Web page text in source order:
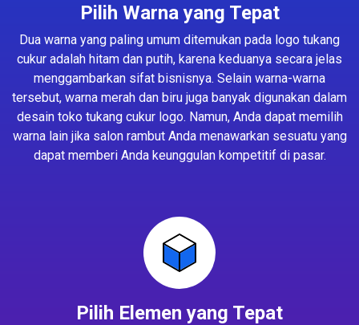
Pilih Warna yang Tepat
Dua warna yang paling umum ditemukan pada logo tukang
cukur adalah hitam dan putih, karena keduanya secara jelas
menggambarkan sifat bisnisnya. Selain warna-warna
tersebut, warna merah dan biru juga banyak digunakan dalam
desain toko tukang cukur logo. Namun, Anda dapat memilih
warna lain jika salon rambut Anda menawarkan sesuatu yang
dapat memberi Anda keunggulan kompetitif di pasar.
Pilih Elemen yang Tepat